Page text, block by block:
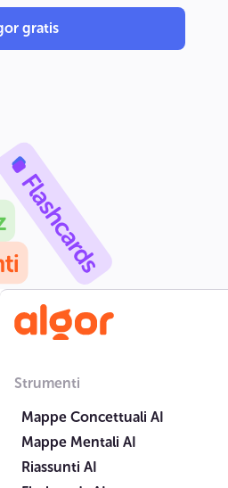
gratis
Strumenti
Mappe Concettuali AI
Mappe Mentali AI
Riassunti AI